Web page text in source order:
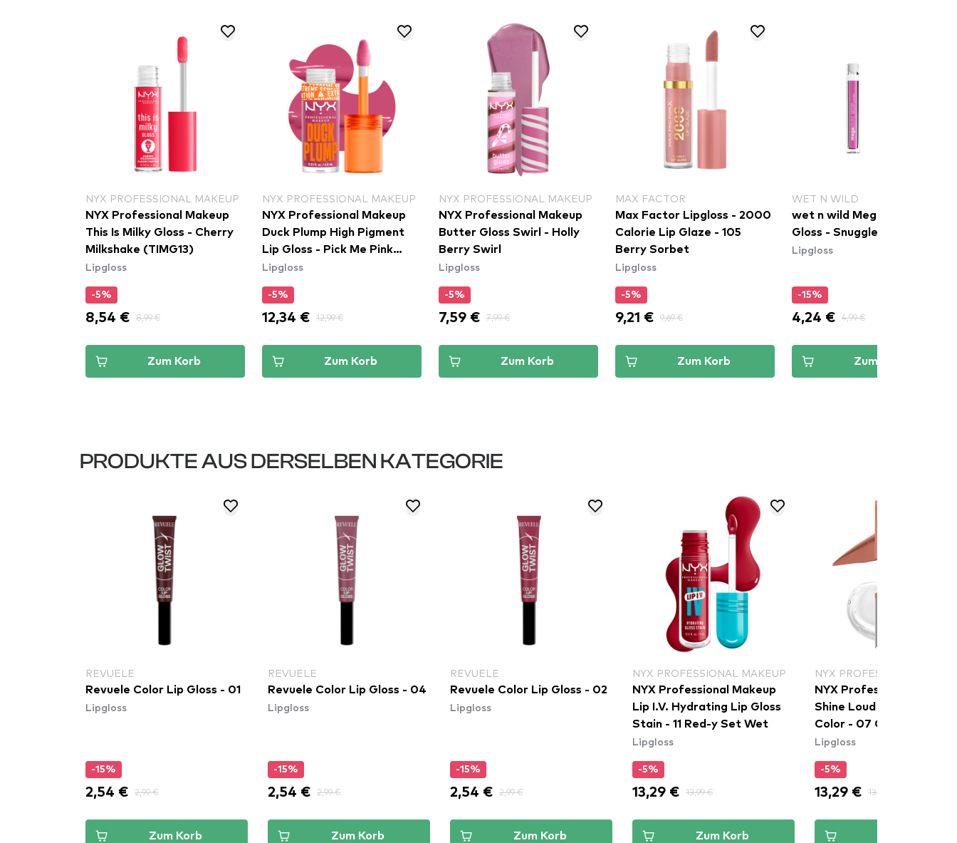
NYX PROFESSIONAL MAKEUP
NYX Professional Makeup
This Is Milky Gloss - Cherry
Milkshake (TIMG13)
Lipgloss
-5%
8,54 € 8,99 €
Zum Korb
NYX PROFESSIONAL MAKEUP
NYX Professional Makeup
Duck Plump High Pigment
Lip Gloss - Pick Me Pink
(DPLL11)
Lipgloss
-5%
12,34 € 12,99 €
Zum Korb
NYX PROFESSIONAL MAKEUP
NYX Professional Makeup
Butter Gloss Swirl - Holly
Berry Swirl
Lipgloss
-5%
7,59 € 7,99 €
Zum Korb
MAX FACTOR
Max Factor Lipgloss - 2000
Calorie Lip Glaze - 105
Berry Sorbet
Lipgloss
-5%
9,21 € 9,69 €
Zum Korb
WET N WILD
wet n wild MegaSlicks Lip
Gloss - Snuggle Sesh
Lipgloss
-15%
4,24 € 4,99 €
Zum Korb
PRODUKTE AUS DERSELBEN KATEGORIE
REVUELE
Revuele Color Lip Gloss - 01
Lipgloss
-15%
2,54 € 2,99 €
Zum Korb
REVUELE
Revuele Color Lip Gloss - 04
Lipgloss
-15%
2,54 € 2,99 €
Zum Korb
REVUELE
Revuele Color Lip Gloss - 02
Lipgloss
-15%
2,54 € 2,99 €
Zum Korb
NYX PROFESSIONAL MAKEUP
NYX Professional Makeup
Lip I.V. Hydrating Lip Gloss
Stain - 11 Red-y Set Wet
Lipgloss
-5%
13,29 € 13,99 €
Zum Korb
NYX PROFESSIONAL
NYX Professional
Shine Loud High Shine Lip
Color - 07 Global Citizen
(SHLP07)
Lipgloss
-5%
13,29 € 13,99 €